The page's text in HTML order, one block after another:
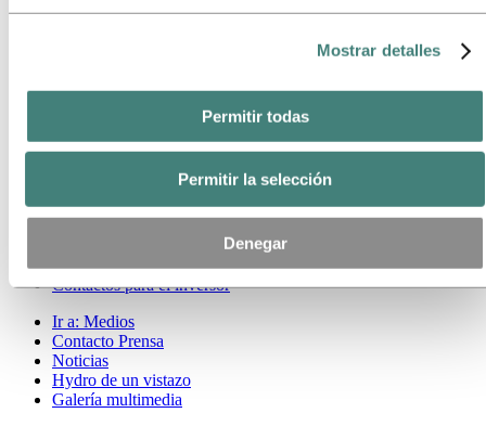
Mostrar detalles
Permitir todas
Permitir la selección
Denegar
Nuestro enfoque
Hoja de ruta hacia cero emisiones netas
Ir a:Carreras
Oportunidades de trabajo
La vida en Hydro
Áreas profesionales
Conoce a nuestro equipo
Proceso de reclutamiento
Ir a:Inversores
Contactos para el inversor
Ir a: Medios
Contacto Prensa
Noticias
Hydro de un vistazo
Galería multimedia